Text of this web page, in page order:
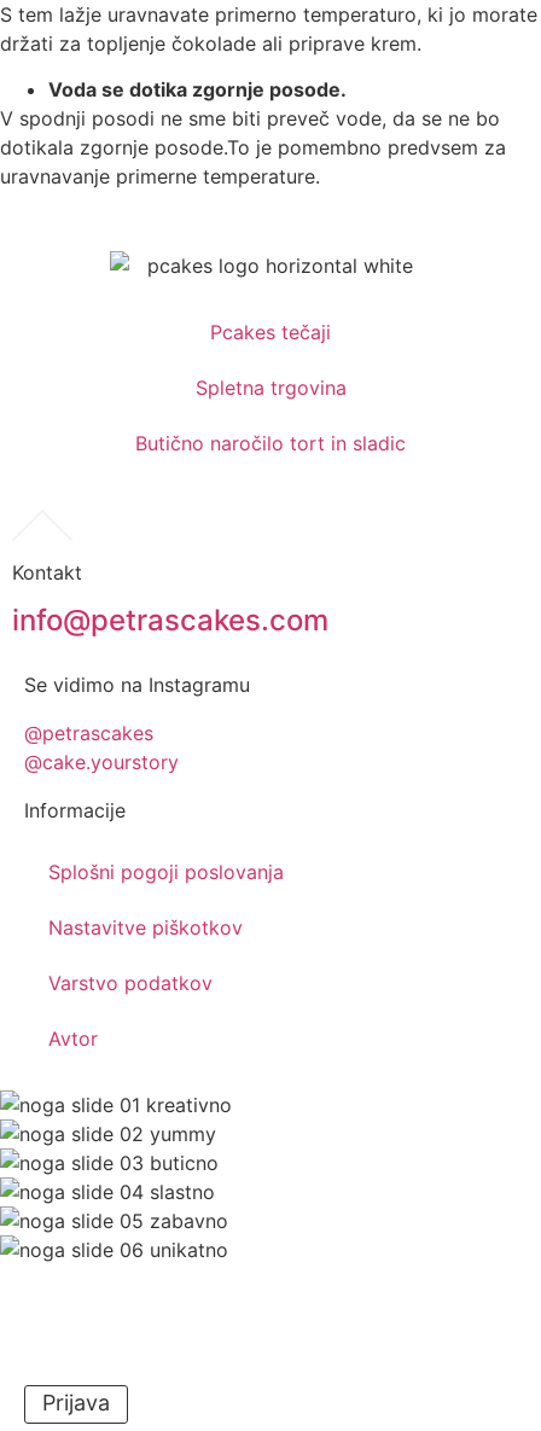
S tem lažje uravnavate primerno temperaturo, ki jo morate
držati za topljenje čokolade ali priprave krem.
Voda se dotika zgornje posode.
V spodnji posodi ne sme biti preveč vode, da se ne bo
dotikala zgornje posode.To je pomembno predvsem za
uravnavanje primerne temperature.
Pcakes tečaji
Spletna trgovina
Butično naročilo tort in sladic
Kontakt
info@petrascakes.com
Se vidimo na Instagramu
@petrascakes
@cake.yourstory
Informacije
Splošni pogoji poslovanja
Nastavitve piškotkov
Varstvo podatkov
Avtor
Prijava